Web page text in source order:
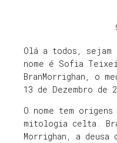
Olá a todos, sejam
nome é Sofia
BranMorrighan, o
13 de Dezembro de
O nome tem
mitologia celta.
Morrighan, a